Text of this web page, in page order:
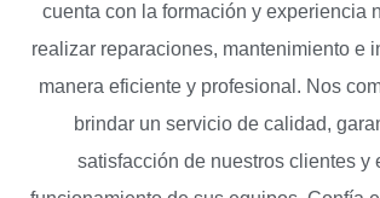
cuenta con la formación y experiencia
realizar reparaciones, mantenimiento e
manera eficiente y profesional. Nos
brindar un servicio de calidad,
satisfacción de nuestros clientes y